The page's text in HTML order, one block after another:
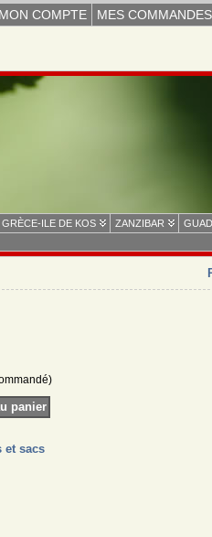
MON COMPTE MES COMMANDES
GRÈCE-ILE DE KOS ZANZIBAR
panier
et sacs